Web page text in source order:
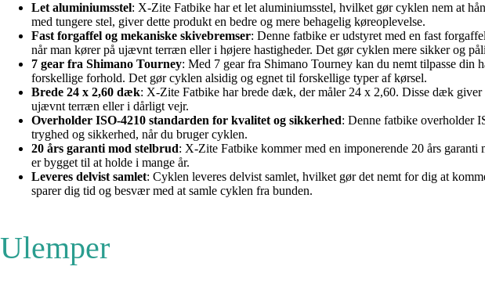
Let aluminiumsstel: X-Zite Fatbike har et let aluminiumsstel, hvilket gør cyklen nem at
med tungere stel, giver dette produkt en bedre og mere behagelig køreoplevelse.
Fast forgaffel og mekaniske skivebremser: Denne fatbike er udstyret med en fast
når man kører på ujævnt terræn eller i højere hastigheder. Det gør cyklen mere sikker og
7 gear fra Shimano Tourney: Med 7 gear fra Shimano Tourney kan du nemt tilpasse
forskellige forhold. Det gør cyklen alsidig og egnet til forskellige typer af kørsel.
Brede 24 x 2,60 dæk: X-Zite Fatbike har brede dæk, der måler 24 x 2,60. Disse dæk
ujævnt terræn eller i dårligt vejr.
Overholder ISO-4210 standarden for kvalitet og sikkerhed: Denne fatbike overholder
tryghed og sikkerhed, når du bruger cyklen.
20 års garanti mod stelbrud: X-Zite Fatbike kommer med en imponerende 20 års
er bygget til at holde i mange år.
Leveres delvist samlet: Cyklen leveres delvist samlet, hvilket gør det nemt for dig at
sparer dig tid og besvær med at samle cyklen fra bunden.
Ulemper